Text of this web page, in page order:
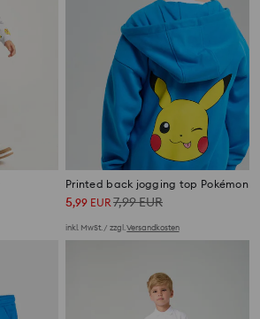
Printed back jogging top Pokémon
5,99 EUR7,99EUR
inkl. MwSt. / zzgl.Versandkosten